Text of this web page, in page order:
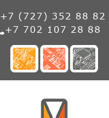
+7 (727) 352 88 82
+7 702 107 28 88